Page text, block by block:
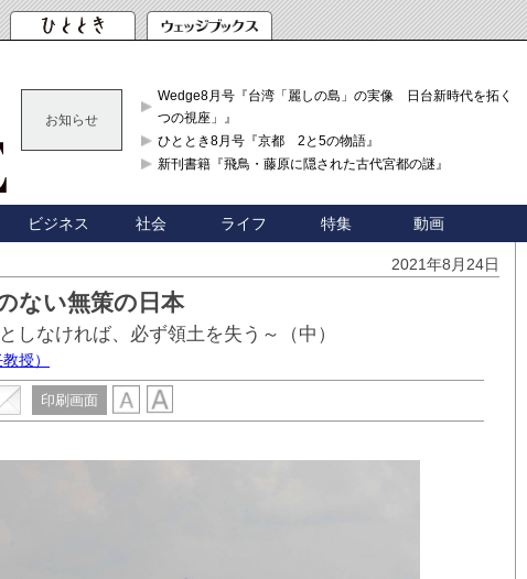
お知らせ
Wedge8月号『台湾「麗しの島」の実像 日台新時代を拓く「3
つの視座」』
ひととき8月号『京都 2と5の物語』
新刊書籍『飛鳥・藤原に隠された古代宮都の謎』
ビジネス 社会 ライフ 特集 動画
2021年8月24日
ない無策の日本
しなければ、必ず領土を失う～（中）
授）
印刷画面